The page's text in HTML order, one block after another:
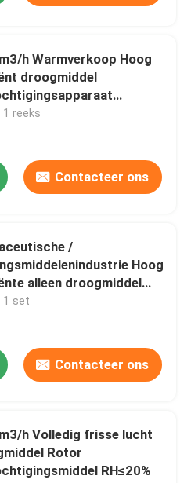
h Warmverkoop Hoog
droogmiddel
luchtdroger
1 reeks
Contacteer ons
/
Hoog
alleen droogmiddel
1 set
Contacteer ons
h Volledig frisse lucht
Rotor
RH≤20%